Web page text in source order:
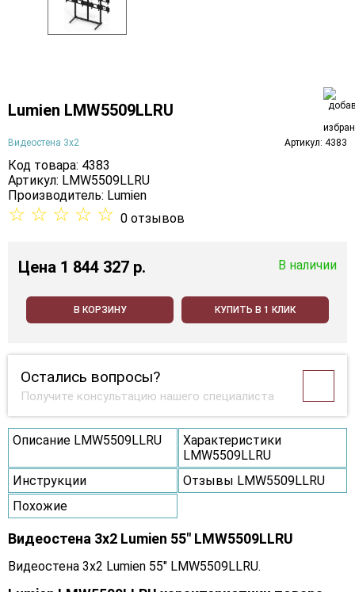
Lumien LMW5509LLRU
Видеостена 3х2 Артикул: 4383
Код товара: 4383
Артикул: LMW5509LLRU
Производитель: Lumien
☆ ☆ ☆ ☆ ☆ 0 отзывов
Цена 1 844 327 p. В наличии
В КОРЗИНУ КУПИТЬ В 1 КЛИК
Остались вопросы?
Получите консультацию нашего специалиста
Описание LMW5509LLRU
Характеристики
LMW5509LLRU
Инструкции
Отзывы LMW5509LLRU
Похожие
Видеостена 3x2 Lumien 55" LMW5509LLRU
Видеостена 3x2 Lumien 55" LMW5509LLRU.